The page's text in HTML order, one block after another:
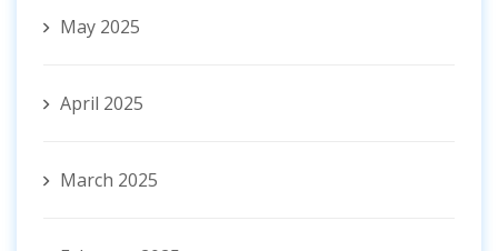
May 2025
April 2025
March 2025